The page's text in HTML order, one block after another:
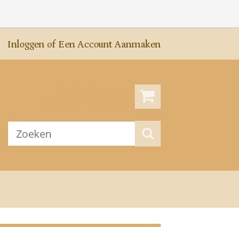
Inloggen of Een Account Aanmaken